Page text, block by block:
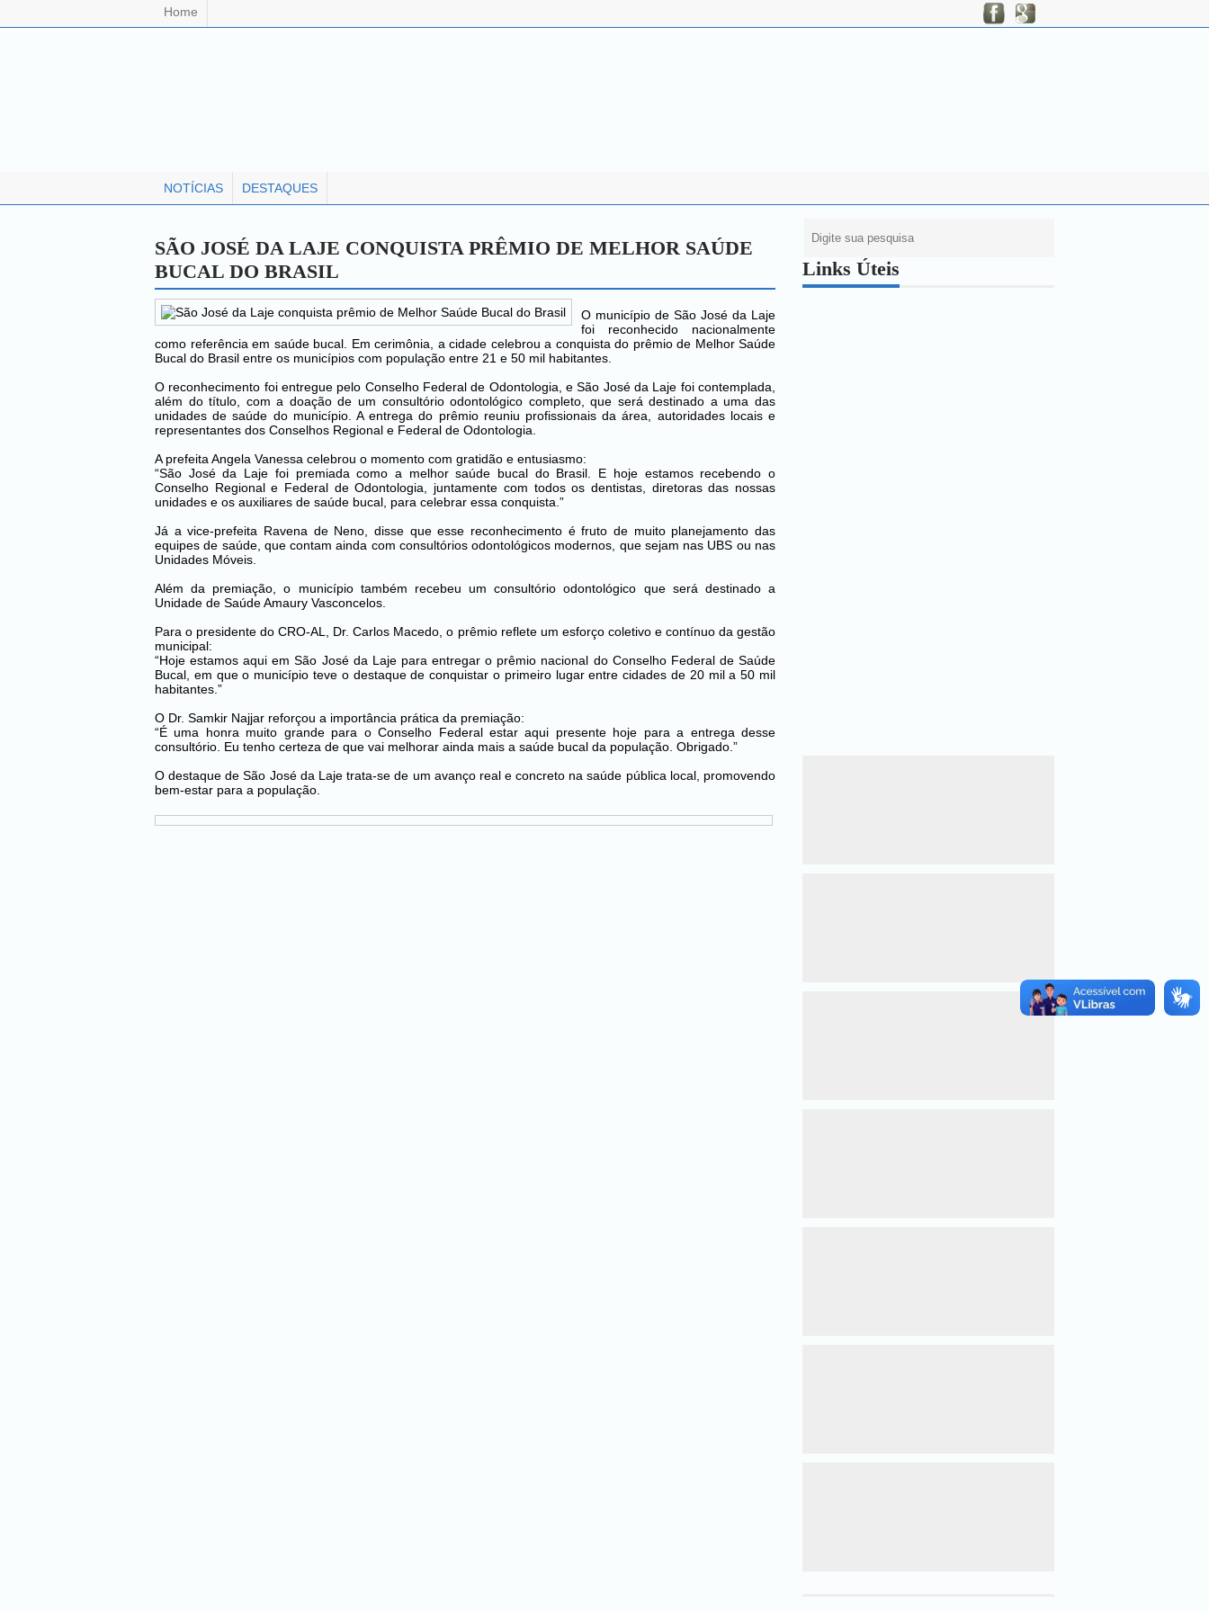
Home
NOTÍCIAS DESTAQUES
SÃO JOSÉ DA LAJE CONQUISTA PRÊMIO DE MELHOR SAÚDE
BUCAL DO BRASIL
O município de São José da Laje
foi reconhecido nacionalmente
como referência em saúde bucal. Em cerimônia, a cidade celebrou a conquista do prêmio de Melhor Saúde
Bucal do Brasil entre os municípios com população entre 21 e 50 mil habitantes.
O reconhecimento foi entregue pelo Conselho Federal de Odontologia, e São José da Laje foi contemplada,
além do título, com a doação de um consultório odontológico completo, que será destinado a uma das
unidades de saúde do município. A entrega do prêmio reuniu profissionais da área, autoridades locais e
representantes dos Conselhos Regional e Federal de Odontologia.
A prefeita Angela Vanessa celebrou o momento com gratidão e entusiasmo:
“São José da Laje foi premiada como a melhor saúde bucal do Brasil. E hoje estamos recebendo o
Conselho Regional e Federal de Odontologia, juntamente com todos os dentistas, diretoras das nossas
unidades e os auxiliares de saúde bucal, para celebrar essa conquista.”
Já a vice-prefeita Ravena de Neno, disse que esse reconhecimento é fruto de muito planejamento das
equipes de saúde, que contam ainda com consultórios odontológicos modernos, que sejam nas UBS ou nas
Unidades Móveis.
Além da premiação, o município também recebeu um consultório odontológico que será destinado a
Unidade de Saúde Amaury Vasconcelos.
Para o presidente do CRO-AL, Dr. Carlos Macedo, o prêmio reflete um esforço coletivo e contínuo da gestão
municipal:
“Hoje estamos aqui em São José da Laje para entregar o prêmio nacional do Conselho Federal de Saúde
Bucal, em que o município teve o destaque de conquistar o primeiro lugar entre cidades de 20 mil a 50 mil
habitantes.”
O Dr. Samkir Najjar reforçou a importância prática da premiação:
“É uma honra muito grande para o Conselho Federal estar aqui presente hoje para a entrega desse
consultório. Eu tenho certeza de que vai melhorar ainda mais a saúde bucal da população. Obrigado.”
O destaque de São José da Laje trata-se de um avanço real e concreto na saúde pública local, promovendo
bem-estar para a população.
Links Úteis